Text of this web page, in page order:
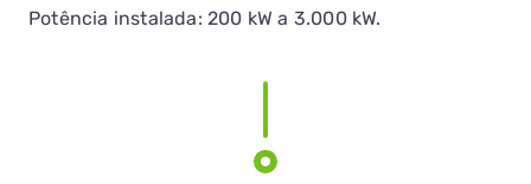
Potência instalada: 200 kW a 3.000 kW.